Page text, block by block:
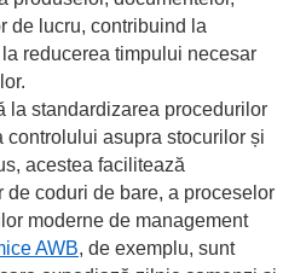
de lucru, contribuind la
reducerea timpului necesar
la standardizarea procedurilor
controlului asupra stocurilor și
acestea facilitează
de coduri de bare, a proceselor
moderne de management
AWB, de exemplu, sunt